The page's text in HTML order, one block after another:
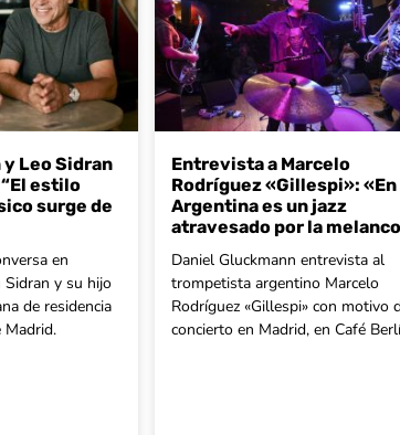
Leo Sidran
estilo
surge de
en
y su hijo
de residencia
Madrid.
Entrevista a Marcelo
Rodríguez «Gillespi»: «En
Argentina es un jazz
atravesado por la
Daniel Gluckmann entrevista al
trompetista argentino Marcelo
Rodríguez «Gillespi» con motivo
concierto en Madrid, en Café